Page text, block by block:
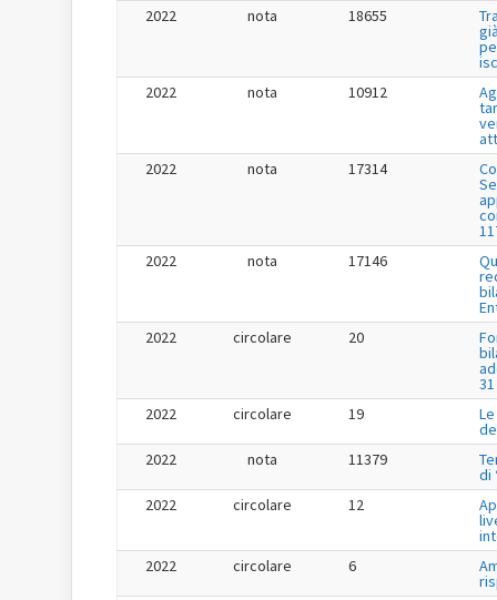
2022 nota 18655
2022
nota 10912
2022
nota 17314
2022
nota 17146
2022
circolare 20
2022
circolare 19
2022
nota 11379
di
2022
circolare 12
2022
circolare 6